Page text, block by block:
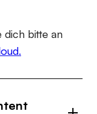
dich bitte an